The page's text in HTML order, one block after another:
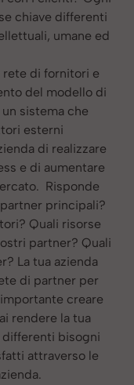
chiave differenti
umane ed
rete di fornitori e
del modello di
un sistema che
esterni
di realizzare
e di aumentare
Risponde
principali?
Quali risorse
partner? Quali
La tua azienda
di partner per
creare
rendere la tua
differenti bisogni
attraverso le